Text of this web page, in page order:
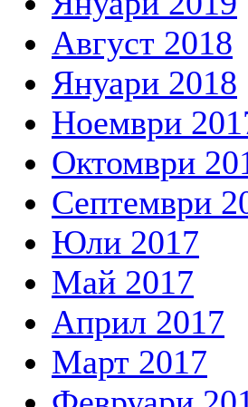
Август 2018
Януари 2018
Ноември
Октомври
Септември
Юли 2017
Май 2017
Април 2017
Март 2017